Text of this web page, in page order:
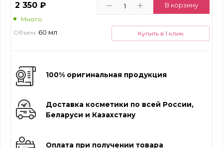
2 350 ₽
Много
Объем: 60 мл
В корзину
Купить в 1 клик
100% оригинальная продукция
Доставка косметики по всей России,
Беларуси и Казахстану
Оплата при получении товара